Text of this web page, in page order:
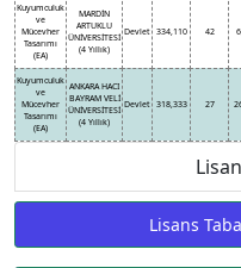
Kuyumculuk
ve
Mücevher
Tasarımı
(EA)
MARDİN
ARTUKLU
ÜNİVERSİTESİ
(4 Yıllık)
Devlet 334,110 42
Kuyumculuk
ve
Mücevher
Tasarımı
(EA)
ANKARA HACI
BAYRAM VELİ
ÜNİVERSİTESİ
(4 Yıllık)
Devlet 318,333 27
Lisans